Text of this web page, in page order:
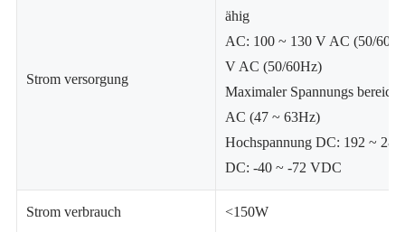
Strom versorgung
ähig
AC: 100 ~ 130 V AC (50/
V AC (50/60Hz)
Maximaler Spannungs
AC (47 ~ 63Hz)
Hochspannung DC: 192 ~
DC: -40 ~ -72 VDC
Strom verbrauch <150W